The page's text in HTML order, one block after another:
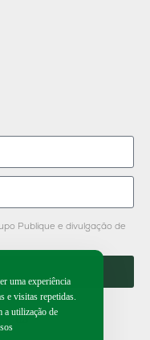
Publique e divulgação de
uma experiência
e visitas repetidas.
a utilização de